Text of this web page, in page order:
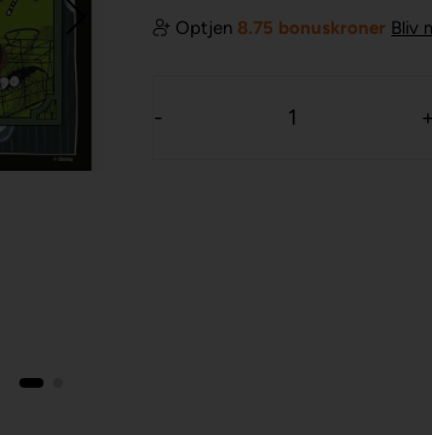
Optjen 8.75 bonuskroner Bliv
- +